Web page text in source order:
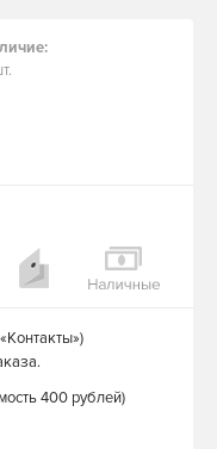
400 рублей)